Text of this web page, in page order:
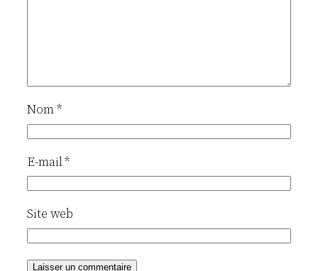
Nom*
E-mail*
Site web